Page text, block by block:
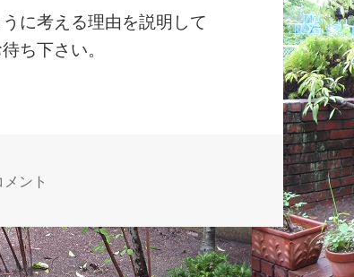
に考える理由を説明して
ち下さい。
ろ始めましょう への
ント